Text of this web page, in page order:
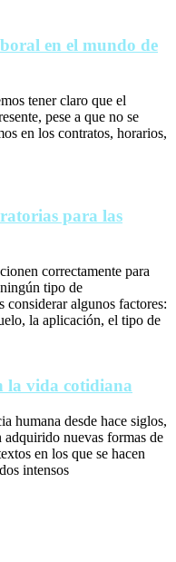
en el mundo de
tener claro que el
pese a que no se
en los contratos, horarios,
para las
correctamente para
tipo de
considerar algunos factores:
la aplicación, el tipo de
la vida cotidiana
humana desde hace siglos,
adquirido nuevas formas de
en los que se hacen
intensos